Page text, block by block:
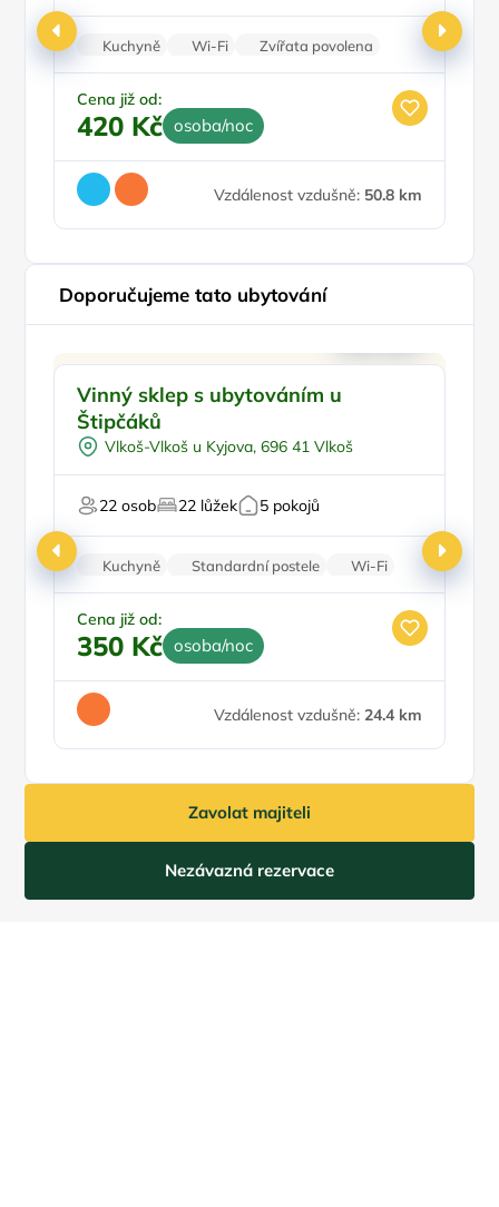
Kuchyně Wi-Fi
Zvířata povolena
Nekuřácký objekt
Parkování zdarma
Cena již od:
420 Kč osoba/noc
Vzdálenost vzdušně: 50.8 km
Doporučujeme tato ubytování
Vinný sklípek
Večeře
Pro motorkáře
Pro milovníky vína
Vinný sklep s ubytováním u
Štipčáků
Vlkoš-Vlkoš u Kyjova, 696 41 Vlkoš
22 osob 22 lůžek 5 pokojů
Kuchyně Standardní postele
Wi-Fi
Koupelna
Rodinné pokoje
Cena již od:
350 Kč osoba/noc
Vzdálenost vzdušně: 24.4 km
Zavolat majiteli
Nezávazná rezervace